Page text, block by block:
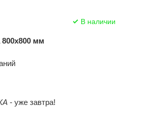
В наличии
мм
- уже завтра!